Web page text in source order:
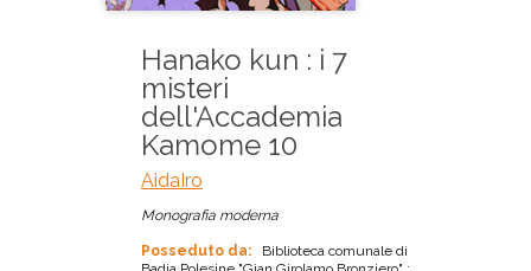
Hanako kun : i 7
misteri
dell'Accademia
Kamome 10
AidaIro
Monografia moderna
Posseduto da:
Biblioteca comunale di